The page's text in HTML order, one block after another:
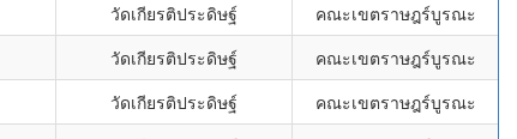
วัดเกียรติประดิษฐ์
คณะเขตราษฎร์บูรณะ
วัดเกียรติประดิษฐ์
คณะเขตราษฎร์บูรณะ
วัดเกียรติประดิษฐ์
คณะเขตราษฎร์บูรณะ